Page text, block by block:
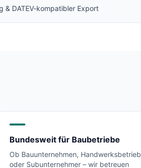
& DATEV-kompatibler Export
Bundesweit für Baubetriebe
Ob Bauunternehmen, Handwerksbetrieb
oder Subunternehmer – wir betreuen